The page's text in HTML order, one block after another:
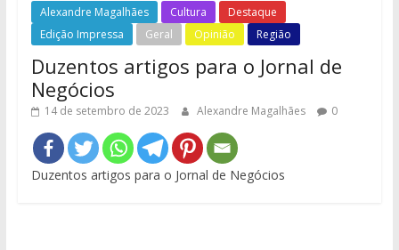
Alexandre Magalhães Cultura
Destaque
Edição Impressa
Geral Opinião Região
Duzentos artigos para o Jornal de
Negócios
14 de setembro de 2023 Alexandre Magalhães 0
Duzentos artigos para o Jornal de Negócios